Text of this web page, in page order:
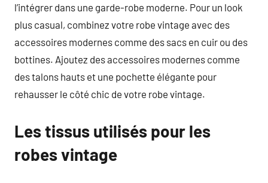
l’intégrer dans une garde-robe moderne. Pour un look
plus casual, combinez votre robe vintage avec des
accessoires modernes comme des sacs en cuir ou des
bottines. Ajoutez des accessoires modernes comme
des talons hauts et une pochette élégante pour
rehausser le côté chic de votre robe vintage.
Les tissus utilisés pour les
robes vintage